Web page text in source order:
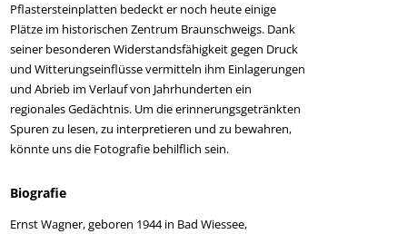
Pflastersteinplatten bedeckt er noch heute einige
Plätze im historischen Zentrum Braunschweigs. Dank
seiner besonderen Widerstandsfähigkeit gegen Druck
und Witterungseinflüsse vermitteln ihm Einlagerungen
und Abrieb im Verlauf von Jahrhunderten ein
regionales Gedächtnis. Um die erinnerungsgetränkten
Spuren zu lesen, zu interpretieren und zu bewahren,
könnte uns die Fotografie behilflich sein.
Biografie
Ernst Wagner, geboren 1944 in Bad Wiessee,